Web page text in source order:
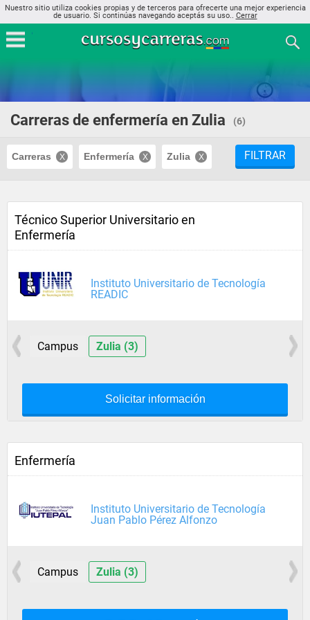
Nuestro sitio utiliza cookies propias y de terceros para ofrecerte una mejor experiencia
de usuario. Si continúas navegando aceptás su uso.. Cerrar
Carreras de enfermería en Zulia (6)
Carreras Enfermería Zulia FILTRAR
Técnico Superior Universitario en
Enfermería
Instituto Universitario de Tecnología
READIC
Campus Zulia (3)
Solicitar información
Enfermería
Instituto Universitario de Tecnología
Juan Pablo Pérez Alfonzo
Campus Zulia (3)